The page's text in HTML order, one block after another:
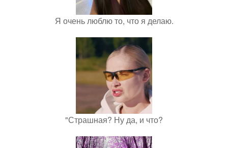
Я очень люблю то, что я делаю.
"Страшная? Ну да, и что?